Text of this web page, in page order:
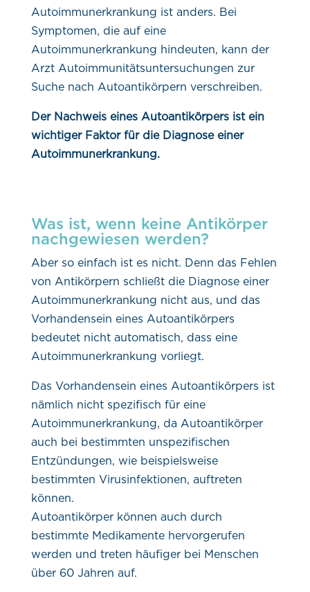
Autoimmunerkrankung ist anders. Bei
Symptomen, die auf eine
Autoimmunerkrankung hindeuten, kann der
Arzt Autoimmunitätsuntersuchungen zur
Suche nach Autoantikörpern verschreiben.
Der Nachweis eines Autoantikörpers ist ein
wichtiger Faktor für die Diagnose einer
Autoimmunerkrankung.
Was ist, wenn keine Antikörper
nachgewiesen werden?
Aber so einfach ist es nicht. Denn das Fehlen
von Antikörpern schließt die Diagnose einer
Autoimmunerkrankung nicht aus, und das
Vorhandensein eines Autoantikörpers
bedeutet nicht automatisch, dass eine
Autoimmunerkrankung vorliegt.
Das Vorhandensein eines Autoantikörpers ist
nämlich nicht spezifisch für eine
Autoimmunerkrankung, da Autoantikörper
auch bei bestimmten unspezifischen
Entzündungen, wie beispielsweise
bestimmten Virusinfektionen, auftreten
können.
Autoantikörper können auch durch
bestimmte Medikamente hervorgerufen
werden und treten häufiger bei Menschen
über 60 Jahren auf.